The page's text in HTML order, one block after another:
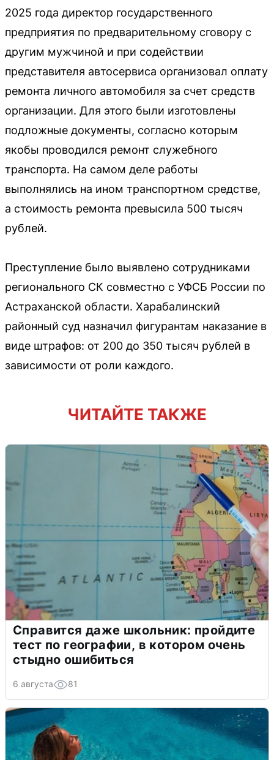
2025 года директор государственного
предприятия по предварительному сговору с
другим мужчиной и при содействии
представителя автосервиса организовал оплату
ремонта личного автомобиля за счет средств
организации. Для этого были изготовлены
подложные документы, согласно которым
якобы проводился ремонт служебного
транспорта. На самом деле работы
выполнялись на ином транспортном средстве,
а стоимость ремонта превысила 500 тысяч
рублей.
Преступление было выявлено сотрудниками
регионального СК совместно с УФСБ России по
Астраханской области. Харабалинский
районный суд назначил фигурантам наказание в
виде штрафов: от 200 до 350 тысяч рублей в
зависимости от роли каждого.
ЧИТАЙТЕ ТАКЖЕ
Справится даже школьник: пройдите
тест по географии, в котором очень
стыдно ошибиться
6 августа 81